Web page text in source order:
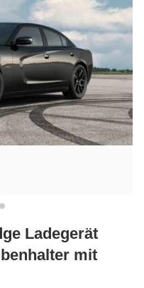
Ladegerät
mit